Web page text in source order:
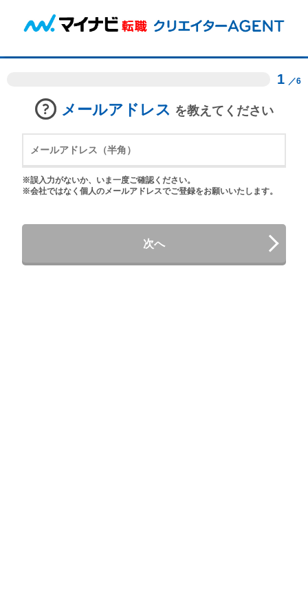
1 ／6
メールアドレス を教えてください
※誤入力がないか、いま一度ご確認ください。
※会社ではなく個人のメールアドレスでご登録をお願いいたします。
次へ